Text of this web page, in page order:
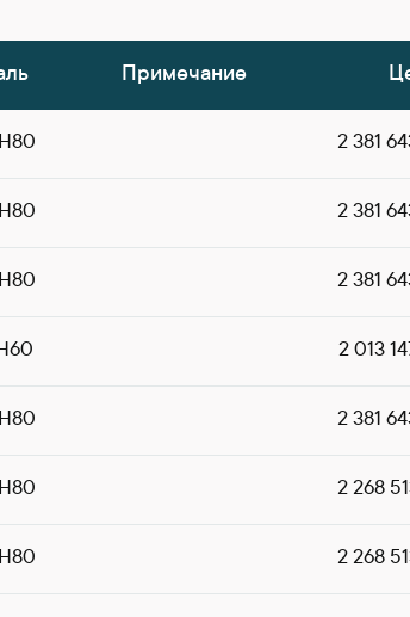
Примечание
2 381
2 381
2 381
2 013
2 381
2 268
2 268